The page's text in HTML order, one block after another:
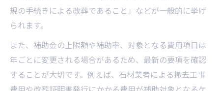
規の手続きによる改葬であること」などが一般的に挙げ
られます。
また、補助金の上限額や補助率、対象となる費用項目は
年ごとに変更される場合があるため、最新の要項を確認
することが大切です。例えば、石材業者による撤去工事